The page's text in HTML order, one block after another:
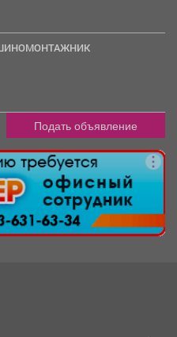
ШИНОМОНТАЖНИК
Подать объявление